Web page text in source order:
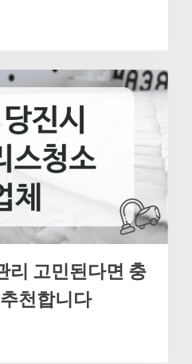
리 고민된다면 충
천합니다